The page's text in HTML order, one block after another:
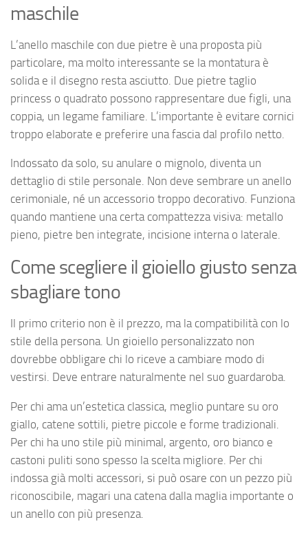
maschile
L’anello maschile con due pietre è una proposta più
particolare, ma molto interessante se la montatura è
solida e il disegno resta asciutto. Due pietre taglio
princess o quadrato possono rappresentare due figli, una
coppia, un legame familiare. L’importante è evitare cornici
troppo elaborate e preferire una fascia dal profilo netto.
Indossato da solo, su anulare o mignolo, diventa un
dettaglio di stile personale. Non deve sembrare un anello
cerimoniale, né un accessorio troppo decorativo. Funziona
quando mantiene una certa compattezza visiva: metallo
pieno, pietre ben integrate, incisione interna o laterale.
Come scegliere il gioiello giusto senza
sbagliare tono
Il primo criterio non è il prezzo, ma la compatibilità con lo
stile della persona. Un gioiello personalizzato non
dovrebbe obbligare chi lo riceve a cambiare modo di
vestirsi. Deve entrare naturalmente nel suo guardaroba.
Per chi ama un’estetica classica, meglio puntare su oro
giallo, catene sottili, pietre piccole e forme tradizionali.
Per chi ha uno stile più minimal, argento, oro bianco e
castoni puliti sono spesso la scelta migliore. Per chi
indossa già molti accessori, si può osare con un pezzo più
riconoscibile, magari una catena dalla maglia importante o
un anello con più presenza.